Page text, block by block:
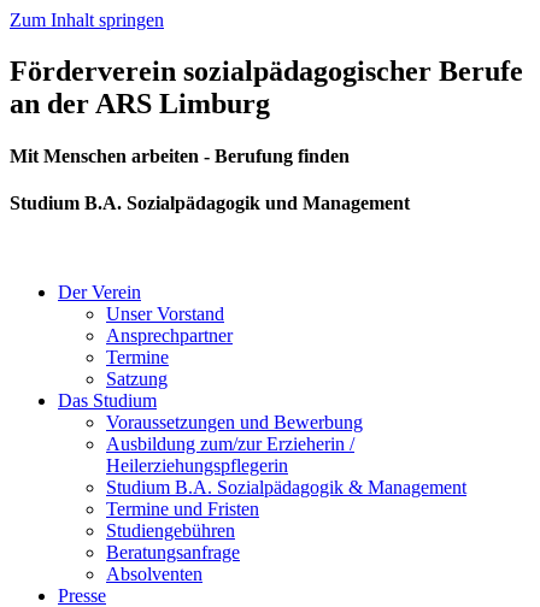
Zum Inhalt springen
Förderverein sozialpädagogischer Berufe
an der ARS Limburg
Mit Menschen arbeiten - Berufung finden
Studium B.A. Sozialpädagogik und Management
Der Verein
Unser Vorstand
Ansprechpartner
Termine
Satzung
Das Studium
Voraussetzungen und Bewerbung
Ausbildung zum/zur Erzieherin /
Heilerziehungspflegerin
Studium B.A. Sozialpädagogik & Management
Termine und Fristen
Studiengebühren
Beratungsanfrage
Absolventen
Presse